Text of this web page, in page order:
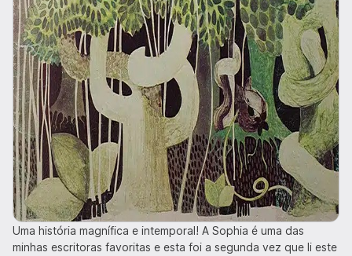
Uma história magnífica e intemporal! A Sophia é uma das
minhas escritoras favoritas e esta foi a segunda vez que li este